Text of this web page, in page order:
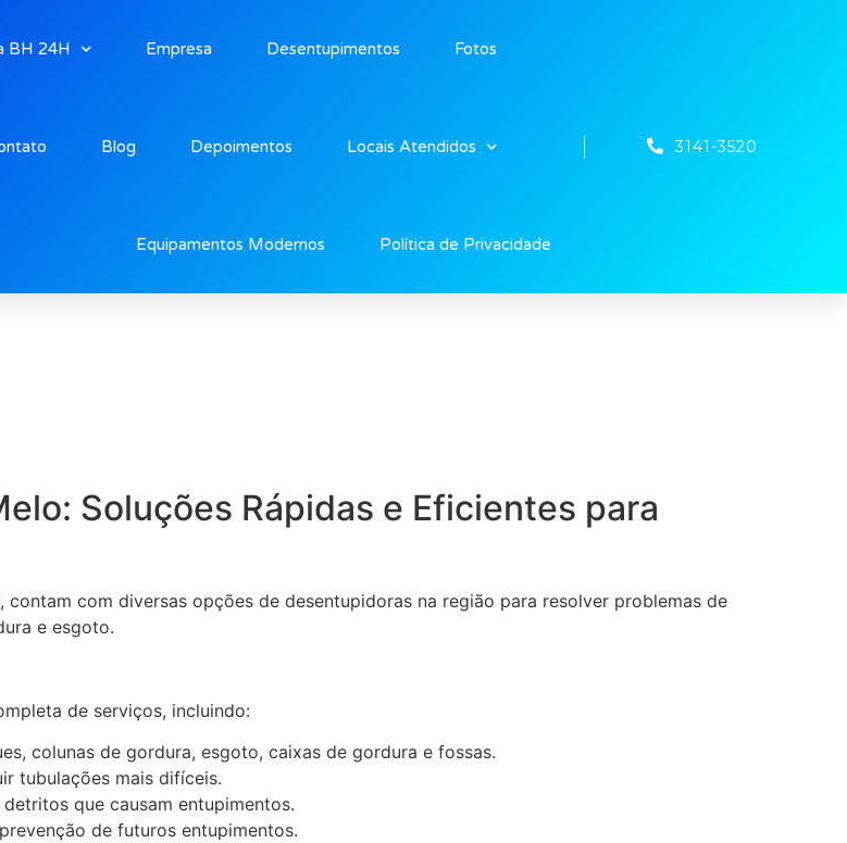
BH 24H Empresa Desentupimentos Fotos
Blog Depoimentos Locais Atendidos
Equipamentos Modernos Política de Privacidade
3141-3520
Soluções Rápidas e Eficientes para
com diversas opções de desentupidoras na região para resolver problemas de
e esgoto.
de serviços, incluindo:
colunas de gordura, esgoto, caixas de gordura e fossas.
tubulações mais difíceis.
que causam entupimentos.
de futuros entupimentos.